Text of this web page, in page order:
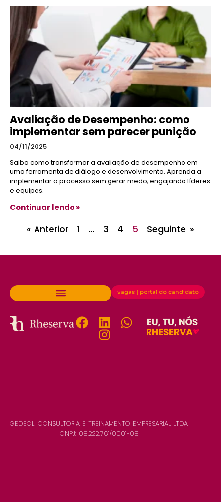
Avaliação de Desempenho: como
implementar sem parecer punição
04/11/2025
Saiba como transformar a avaliação de desempenho em
uma ferramenta de diálogo e desenvolvimento. Aprenda a
implementar o processo sem gerar medo, engajando líderes
e equipes.
Continuar lendo »
« Anterior 1 … 3 4 5 Seguinte »
vagas | portal do candidato
GEDEOLI CONSULTORIA E TREINAMENTO EMPRESARIAL LTDA
CNPJ: 08.222.761/0001-08